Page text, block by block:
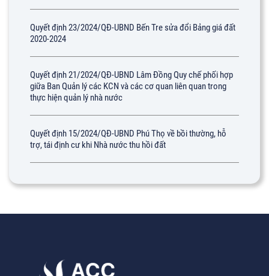
Quyết định 23/2024/QĐ-UBND Bến Tre sửa đổi Bảng giá đất
2020-2024
Quyết định 21/2024/QĐ-UBND Lâm Đồng Quy chế phối hợp
giữa Ban Quản lý các KCN và các cơ quan liên quan trong
thực hiện quản lý nhà nước
Quyết định 15/2024/QĐ-UBND Phú Thọ về bồi thường, hỗ
trợ, tái định cư khi Nhà nước thu hồi đất